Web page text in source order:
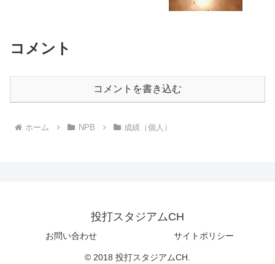
コメント
コメントを書き込む
ホーム NPB 成績（個人）
投打スタジアムCH
お問い合わせ サイトポリシー
© 2018 投打スタジアムCH.